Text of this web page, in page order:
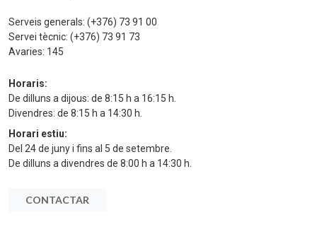
Serveis generals: (+376) 73 91 00
Servei tècnic: (+376) 73 91 73
Avaries: 145
Horaris:
De dilluns a dijous: de 8:15 h a 16:15 h.
Divendres: de 8:15 h a 14:30 h.
Horari estiu:
Del 24 de juny i fins al 5 de setembre.
De dilluns a divendres de 8:00 h a 14:30 h.
CONTACTAR